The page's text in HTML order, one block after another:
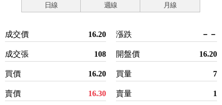
日線 週線 月線
成交價 16.20
成交張 108
買價 16.20
賣價 16.30
漲跌 －－
開盤價 16.20
買量 7
賣量 1